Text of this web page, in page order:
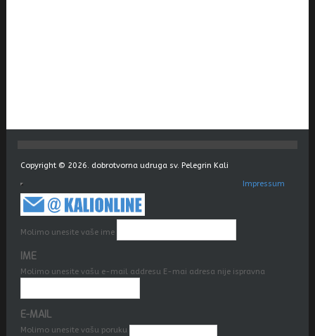
Copyright © 2026. dobrotvorna udruga sv. Pelegrin Kali
Impressum
Molimo unesite vaše ime
IME
Molimo unesite vašu e-mail addresu E-mai adresa nije ispravna
E-MAIL
Molimo unesite vašu poruku